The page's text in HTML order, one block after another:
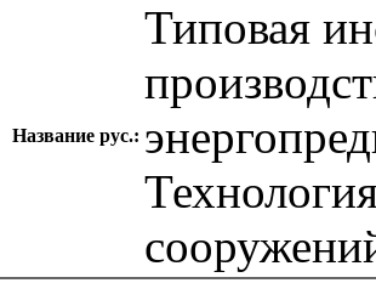
Название рус.:
Типовая